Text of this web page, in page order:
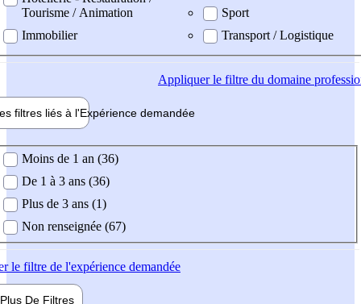
Tourisme / Animation
Immobilier
Sport
Transport / Logistique
Appliquerle filtre du domaine
filtres liés à l'Expérience demandée
demandée
Moins de 1 an (36)
De 1 à 3 ans (36)
Plus de 3 ans (1)
Non renseignée (67)
le filtre de l'expérience demandée
Plus De Filtres